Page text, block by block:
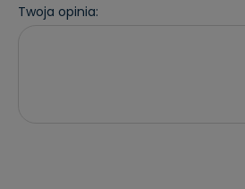
Twoja opinia: